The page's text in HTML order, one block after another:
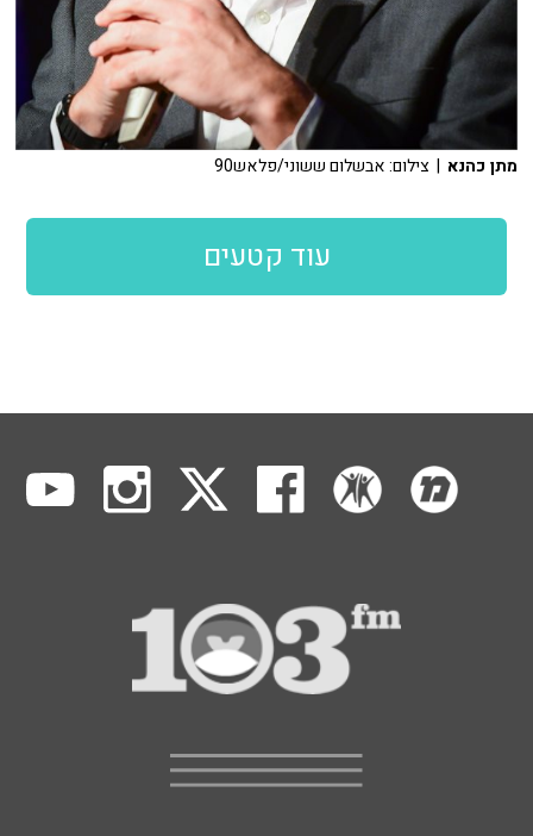
מתן כהנא | צילום: אבשלום ששוני/פלאש90
עוד קטעים